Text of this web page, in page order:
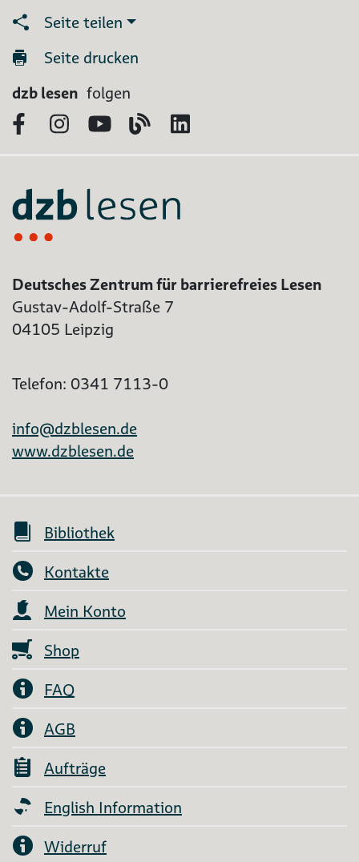
Seite teilen
Seite drucken
dzb lesen folgen
FacebookInstagram
YouTubeBlog
Deutsches Zentrum für barrierefreies Lesen
Gustav-Adolf-Straße 7
04105 Leipzig
Telefon: 0341 7113-0
info@dzblesen.de
www.dzblesen.de
Bibliothek
Kontakte
Mein Konto
Shop
FAQ
AGB
Aufträge
English Information
Widerruf